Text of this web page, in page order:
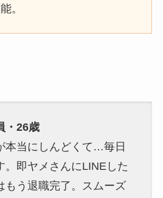
。
・26歳
本当にしんどくて…毎日
。即ヤメさんにLINEした
もう退職完了。スムーズ